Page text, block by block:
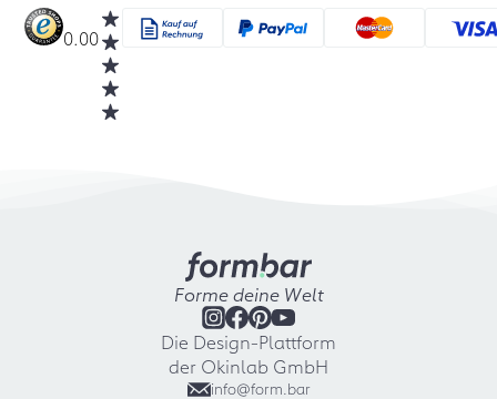
0.00
Forme deine Welt
Die Design-Plattform
der Okinlab GmbH
info@form.bar